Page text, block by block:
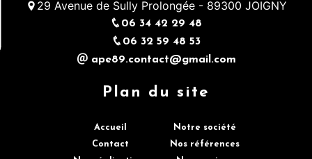
29 Avenue de Sully Prolongée - 89300 JOIGNY
06 34 42 29 48
06 32 59 48 53
ape89.contact@gmail.com
Plan du site
Accueil
Contact
Notre société
Nos références